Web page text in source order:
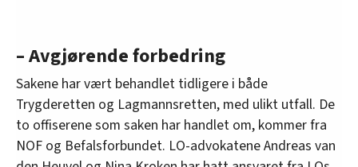
– Avgjørende forbedring
Sakene har vært behandlet tidligere i både
Trygderetten og Lagmannsretten, med ulikt utfall. De
to offiserene som saken har handlet om, kommer fra
NOF og Befalsforbundet. LO-advokatene Andreas van